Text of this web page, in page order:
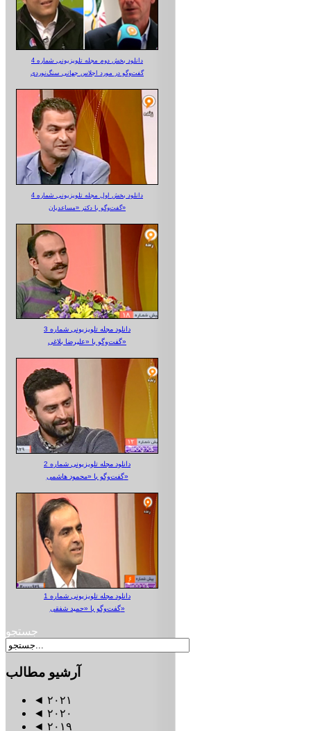
دانلود بخش دوم مجله تلویزیونی شماره 4
گفت‌وگو در مورد اجلاس جهانی سنگ‌نوردی
دانلود بخش اول مجله تلویزیونی شماره 4
گفت‌وگو با دکتر «مساعدیان»
دانلود مجله تلویزیونی شماره 3
گفت‌وگو با «علیرضا بلاغی»
دانلود مجله تلویزیونی شماره 2
گفت‌وگو با «محمود هاشمی»
دانلود مجله تلویزیونی شماره 1
گفت‌وگو با «حمید شفقی»
جستجو
آرشیو مطالب
◄ ۲۰۲۱
◄ ۲۰۲۰
◄ ۲۰۱۹